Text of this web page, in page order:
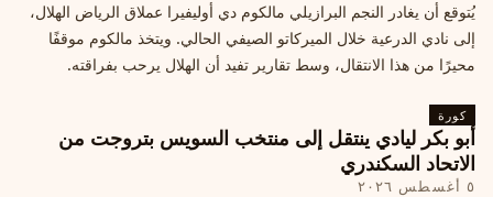
يُتوقع أن يغادر النجم البرازيلي مالكوم دي أوليفيرا عملاق الرياض الهلال،
إلى نادي الدرعية خلال الميركاتو الصيفي الحالي. ويتخذ مالكوم موقفًا
محيرًا من هذا الانتقال، وسط تقارير تفيد أن الهلال يرحب بفراقته.
كورة
أبو بكر ليادي ينتقل إلى منتخب السويس بتروجت من
الاتحاد السكندري
٥ أغسطس ٢٠٢٦